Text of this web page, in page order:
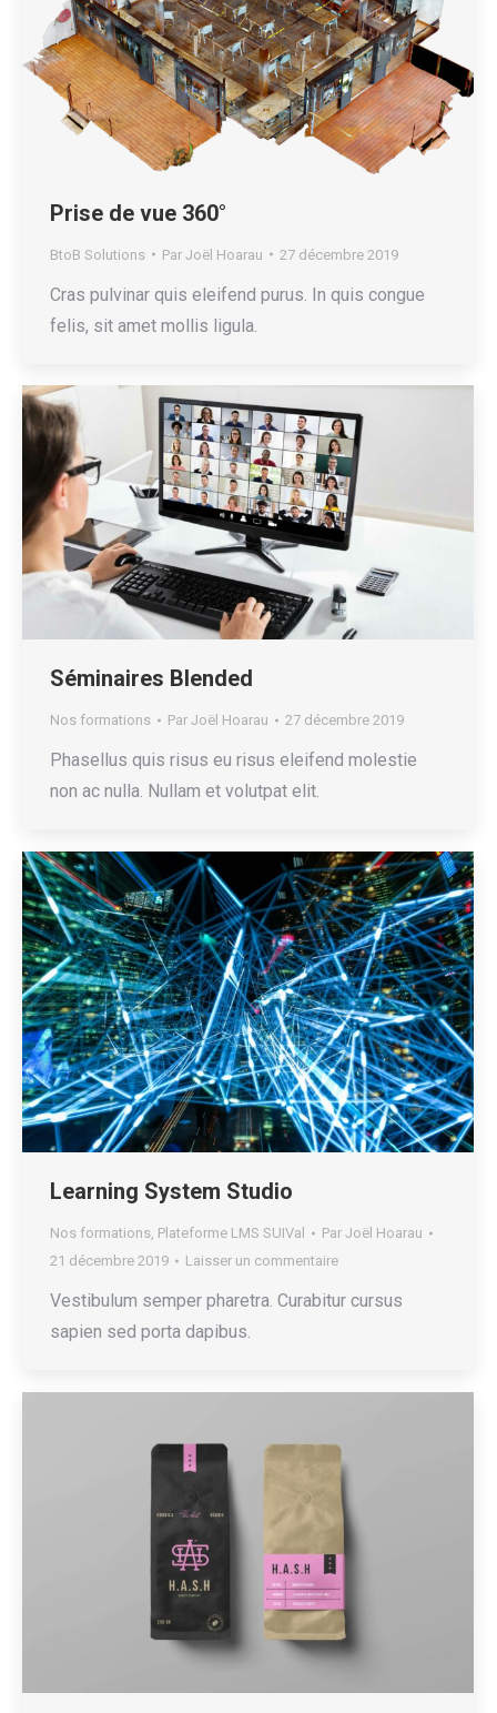
Prise de vue 360°
BtoB Solutions Par Joël Hoarau 27 décembre 2019
Cras pulvinar quis eleifend purus. In quis congue
felis, sit amet mollis ligula.
Séminaires Blended
Nos formations Par Joël Hoarau 27 décembre 2019
Phasellus quis risus eu risus eleifend molestie
non ac nulla. Nullam et volutpat elit.
Learning System Studio
Nos formations, Plateforme LMS SUIVal Par Joël Hoarau
21 décembre 2019
Laisser un commentaire
Vestibulum semper pharetra. Curabitur cursus
sapien sed porta dapibus.